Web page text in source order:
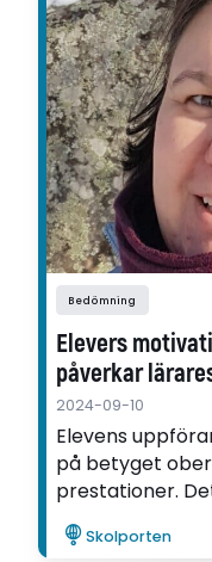
Bedömning
Elevers
påverkar
2024-09-10
Elevens
på betyget
prestationer.
avhandling om
lärares
Skolporten